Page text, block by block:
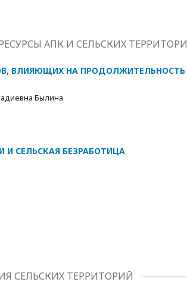
АПК И СЕЛЬСКИХ
ВЛИЯЮЩИХ НА ПРОДОЛЖИТЕЛЬНОСТЬ
Былина
СЕЛЬСКАЯ БЕЗРАБОТИЦА
СЕЛЬСКИХ ТЕРРИТОРИЙ